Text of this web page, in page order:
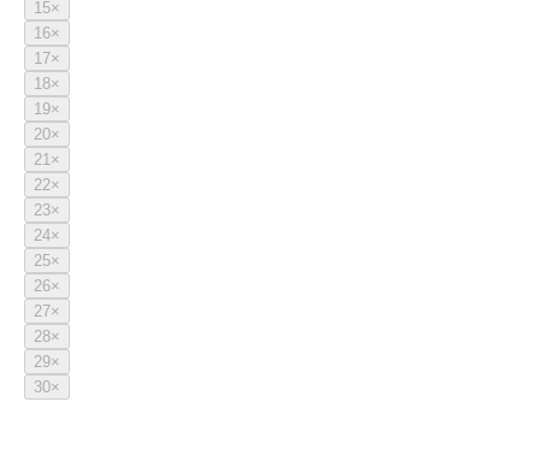
15×
16×
17×
18×
19×
20×
21×
22×
23×
24×
25×
26×
27×
28×
29×
30×